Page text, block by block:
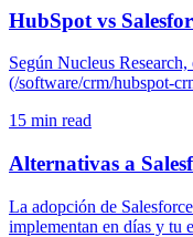
HubSpot vs
Según Nucleus
(/software/crm/hubspot-
15 min read
Alternativas a
La adopción de
implementan en días y tu